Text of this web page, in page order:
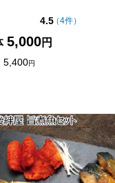
りに登録する
4.5点（5点満点中
（4件の評価
）
5,000円
5,400円
りもの・お中元】
絆屋 旨煮魚セット【